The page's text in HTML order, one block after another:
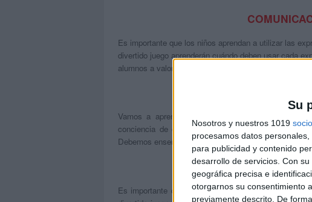
Su
Nosotros y nuestros 1019
procesamos datos
para publicidad y contenido
desarrollo de servicios. Con su
geográfica precisa e
otorgarnos su consentimiento
previamente descrito. De
Es importante que los niños aprendan a utilizar las
divertido juego aprenderán cuándo deben usar cada
alumnos a valorar las formas de saludo/despedida.
Vamos a aprender a presentarnos a nosotros y a
conciencia de que todos somos compañeros y
Debemos enseñar a todos nuestros alumnos la
Es importante que los alumnos aprendan a